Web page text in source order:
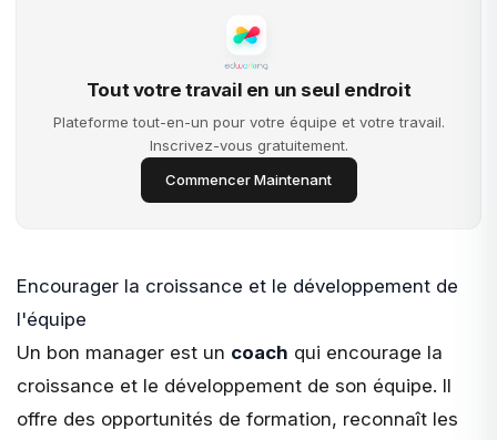
Tout votre travail en un seul endroit
Plateforme tout-en-un pour votre équipe et votre travail.
Inscrivez-vous gratuitement.
Commencer Maintenant
Encourager la croissance et le développement de
l'équipe
Un bon manager est un coach qui encourage la
croissance et le développement de son équipe. Il
offre des opportunités de formation, reconnaît les